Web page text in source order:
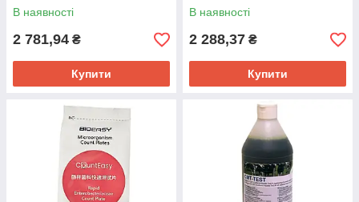
В наявності
2 781,94 ₴
Купити
В наявності
2 288,37 ₴
Купити